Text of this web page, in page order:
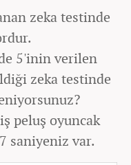
zeka testinde
5'inin verilen
zeka testinde
peluş oyuncak
saniyeniz var.